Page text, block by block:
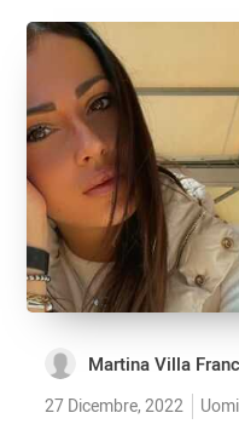
Martina Villa
27 Dicembre, 2022